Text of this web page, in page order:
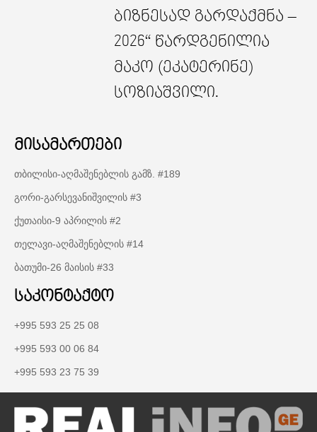
ბიზნესად გარდაქმნა –
2026“ წარდგენილია
მაკო (ეკატერინე)
სოზიაშვილი.
მისამართები
თბილისი-აღმაშენებლის გამზ. #189
გორი-გარსევანიშვილის #3
ქუთაისი-9 აპრილის #2
თელავი-აღმაშენებლის #14
ბათუმი-26 მაისის #33
საკონტაქტო
+995 593 25 25 08
+995 593 00 06 84
+995 593 23 75 39